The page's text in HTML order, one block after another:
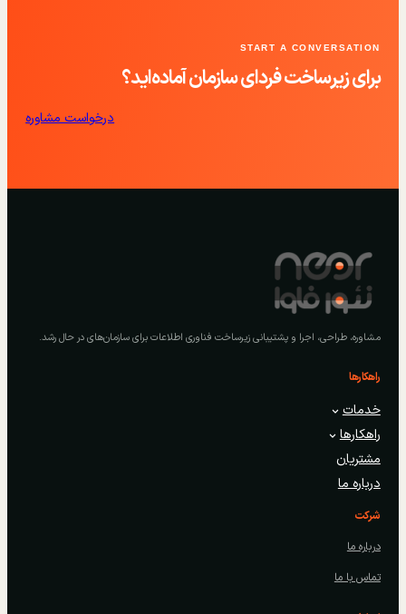
START A CONVERSATION
برای زیرساخت فردای سازمان آماده‌اید؟
درخواست مشاوره
مشاوره، طراحی، اجرا و پشتیبانی زیرساخت فناوری اطلاعات برای سازمان‌های در حال رشد.
راهکارها
خدمات
راهکارها
مشتریان
درباره ما
شرکت
درباره ما
تماس با ما